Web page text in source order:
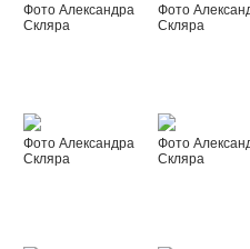
Фото Александра
Скляра
Фото
Скляра
Фото Александра
Скляра
Фото
Скляра